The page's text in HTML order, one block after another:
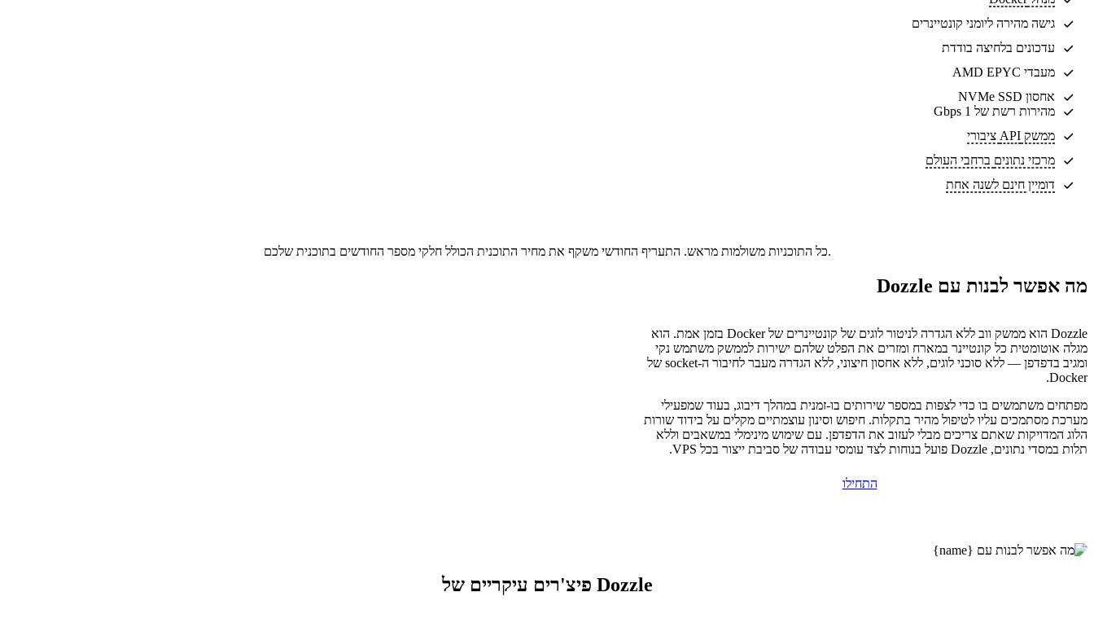
גישה מהירה ליומני קונטיינרים
עדכונים בלחיצה בודדת
מעבדי AMD EPYC
אחסון NVMe SSD
מהירות רשת של 1 Gbps
ממשק API ציבורי
מרכזי נתונים ברחבי העולם
דומיין חינם לשנה אחת
כל התוכניות משולמות מראש. התעריף החודשי משקף את מחיר התוכנית הכולל חלקי מספר החודשים בתוכנית שלכם.
מה אפשר לבנות עם Dozzle
Dozzle הוא ממשק ווב ללא הגדרה לניטור לוגים של קונטיינרים של Docker בזמן אמת. הוא
מגלה אוטומטית כל קונטיינר במארח ומזרים את הפלט שלהם ישירות לממשק משתמש נקי
ומגיב בדפדפן — ללא סוכני לוגים, ללא אחסון חיצוני, ללא הגדרה מעבר לחיבור ה-socket של
Docker.
מפתחים משתמשים בו כדי לצפות במספר שירותים בו-זמנית במהלך דיבוג, בעוד שמפעילי
מערכת מסתמכים עליו לטיפול מהיר בתקלות. חיפוש וסינון עוצמתיים מקלים על בידוד שורות
הלוג המדויקות שאתם צריכים מבלי לעזוב את הדפדפן. עם שימוש מינימלי במשאבים וללא
תלות במסדי נתונים, Dozzle פועל בנוחות לצד עומסי עבודה של סביבת ייצור בכל VPS.
התחילו
פיצ'רים עיקריים של Dozzle